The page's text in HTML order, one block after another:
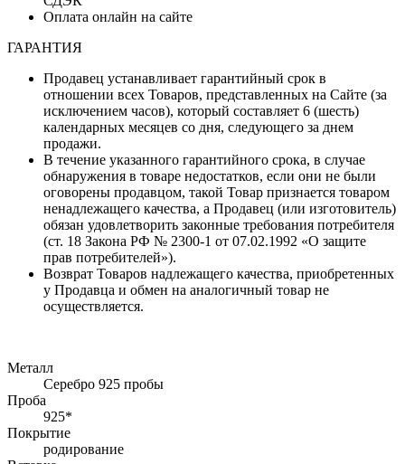
Оплата онлайн на сайте
ГАРАНТИЯ
Продавец устанавливает гарантийный срок в
отношении всех Товаров, представленных на Сайте (за
исключением часов), который составляет 6 (шесть)
календарных месяцев со дня, следующего за днем
продажи.
В течение указанного гарантийного срока, в случае
обнаружения в товаре недостатков, если они не были
оговорены продавцом, такой Товар признается товаром
ненадлежащего качества, а Продавец (или изготовитель)
обязан удовлетворить законные требования потребителя
(ст. 18 Закона РФ № 2300-1 от 07.02.1992 «О защите
прав потребителей»).
Возврат Товаров надлежащего качества, приобретенных
у Продавца и обмен на аналогичный товар не
осуществляется.
Металл
Серебро 925 пробы
Проба
925*
Покрытие
родирование